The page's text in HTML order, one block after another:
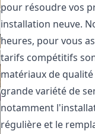
pour résoudre vos
installation neuve.
heures, pour vous
tarifs compétitifs
matériaux de
grande variété de
notamment
régulière et le